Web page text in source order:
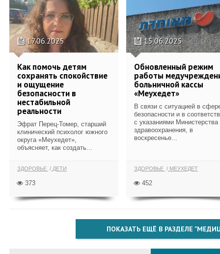
17.06.2025
Как помочь детям
сохранять спокойствие
и ощущение
безопасности в
нестабильной
реальности
Эфрат Перец-Томер, старший
клинический психолог южного
округа «Меухедет»,
объясняет, как создать...
ЗДОРОВЬЕ ДЕТИ
373
15.06.2025
Обновленный режим
работы
больничной кассы
«Меухедет»
В связи с ситуацией в
безопасности и в
с указаниями Министерства
здравоохранения, в
воскресенье...
ЗДОРОВЬЕ МЕУХЕДЕТ
452
ПОКАЗАТЬ ЕЩЁ В РАЗДЕЛЕ